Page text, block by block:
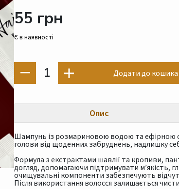
55 грн
Є в наявності
1 Додати до кошика
Опис
Шампунь із розмариновою водою та ефірною
голови від щоденних забруднень, надлишку
Формула з екстрактами шавлії та кропиви,
догляд, допомагаючи підтримувати м’якість,
очищувальні компоненти забезпечують
Після використання волосся залишається